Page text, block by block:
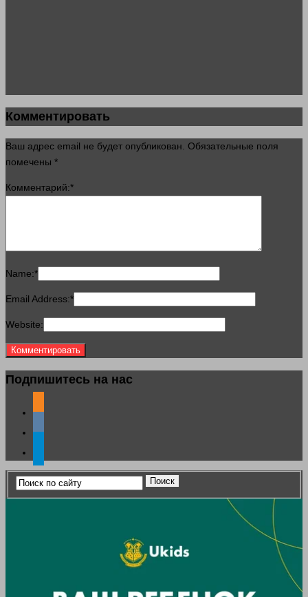
Комментировать
Ваш адрес email не будет опубликован. Обязательные поля
помечены *
Комментарий:*
Name:*
Email Address:*
Website:
Подпишитесь на нас